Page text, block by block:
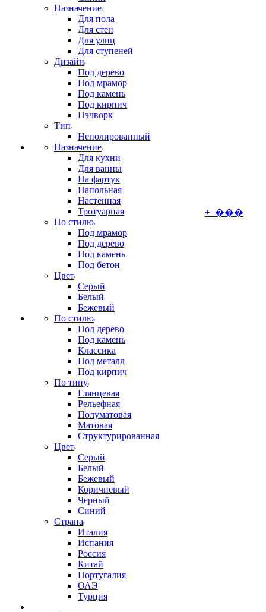
Назначение
Для пола
Для стен
Для улиц
Для ступеней
Дизайн
Под дерево
Под мрамор
Под камень
Под кирпич
Пэчворк
Тип
Неполированный
Назначение
Для кухни
Для ванны
На фартук
Напольная
Настенная
Тротуарная
По стилю
Под мрамор
Под дерево
Под камень
Под бетон
Цвет
Серый
Белый
Бежевый
По стилю
Под дерево
Под камень
Классика
Под металл
Под кирпич
По типу
Глянцевая
Рельефная
Полуматовая
Матовая
Структурированная
Цвет
Серый
Белый
Бежевый
Коричневый
Черный
Синий
Страна
Италия
Испания
Россия
Китай
Португалия
ОАЭ
Турция
+ ���